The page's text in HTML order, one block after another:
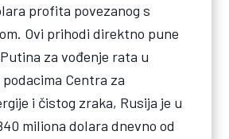
profita povezanog s
Ovi prihodi direktno pune
za vođenje rata u
Centra za
i čistog zraka, Rusija je u
miliona dolara dnevno od